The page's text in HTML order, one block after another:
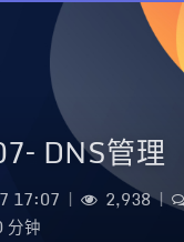
DNS管理
17:07 | 2,938 |
分钟